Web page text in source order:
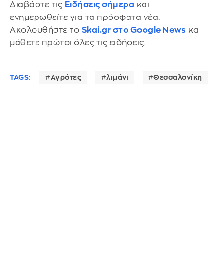
Διαβάστε τις Ειδήσεις σήμερα και
ενημερωθείτε για τα πρόσφατα νέα.
Ακολουθήστε το Skai.gr στο Google News και
μάθετε πρώτοι όλες τις ειδήσεις.
TAGS: Αγρότες λιμάνι Θεσσαλονίκη